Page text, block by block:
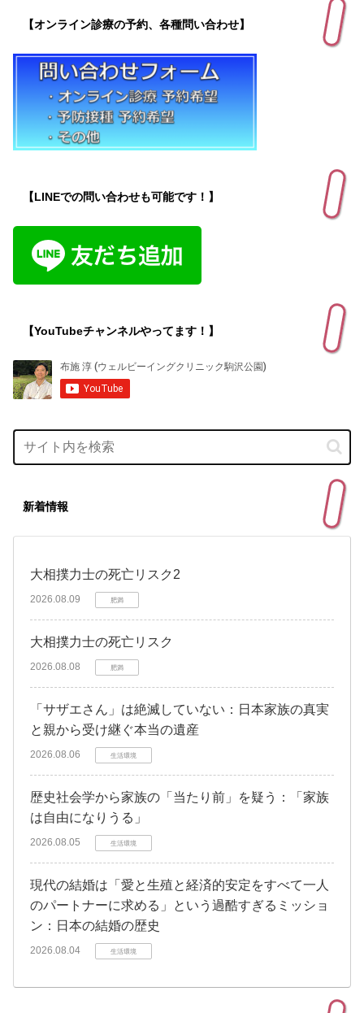
【オンライン診療の予約、各種問い合わせ】
【LINEでの問い合わせも可能です！】
【YouTubeチャンネルやってます！】
新着情報
大相撲力士の死亡リスク2
2026.08.09 肥満
大相撲力士の死亡リスク
2026.08.08 肥満
「サザエさん」は絶滅していない：日本家族の真実
と親から受け継ぐ本当の遺産
2026.08.06 生活環境
歴史社会学から家族の「当たり前」を疑う：「家族
は自由になりうる」
2026.08.05 生活環境
現代の結婚は「愛と生殖と経済的安定をすべて一人
のパートナーに求める」という過酷すぎるミッショ
ン：日本の結婚の歴史
2026.08.04 生活環境